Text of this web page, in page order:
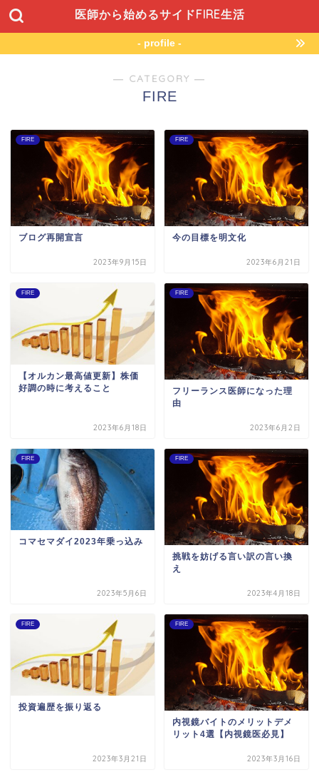
医師から始めるサイドFIRE生活
- profile -
― CATEGORY ―
FIRE
FIRE
ブログ再開宣言
2023年9月15日
FIRE
今の目標を明文化
2023年6月21日
FIRE
【オルカン最高値更新】株価
好調の時に考えること
2023年6月18日
FIRE
フリーランス医師になった理
由
2023年6月2日
FIRE
コマセマダイ2023年乗っ込み
2023年5月6日
FIRE
挑戦を妨げる言い訳の言い換
え
2023年4月18日
FIRE
投資遍歴を振り返る
2023年3月21日
FIRE
内視鏡バイトのメリットデメ
リット4選【内視鏡医必見】
2023年3月16日